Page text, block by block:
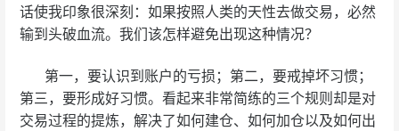
话使我印象很深刻：如果按照人类的天性去做交易，必然
输到头破血流。我们该怎样避免出现这种情况？
第一，要认识到账户的亏损；第二，要戒掉坏习惯；
第三，要形成好习惯。看起来非常简练的三个规则却是对
交易过程的提炼，解决了如何建仓、如何加仓以及如何出